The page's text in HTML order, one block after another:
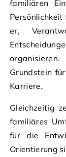
familiären
Persönlichkeit
er,
Grundstein
Karriere.
Gleichzeitig
familiäres
für die
Orientierung